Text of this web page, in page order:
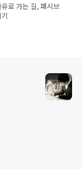
로 가는 길, 패시브